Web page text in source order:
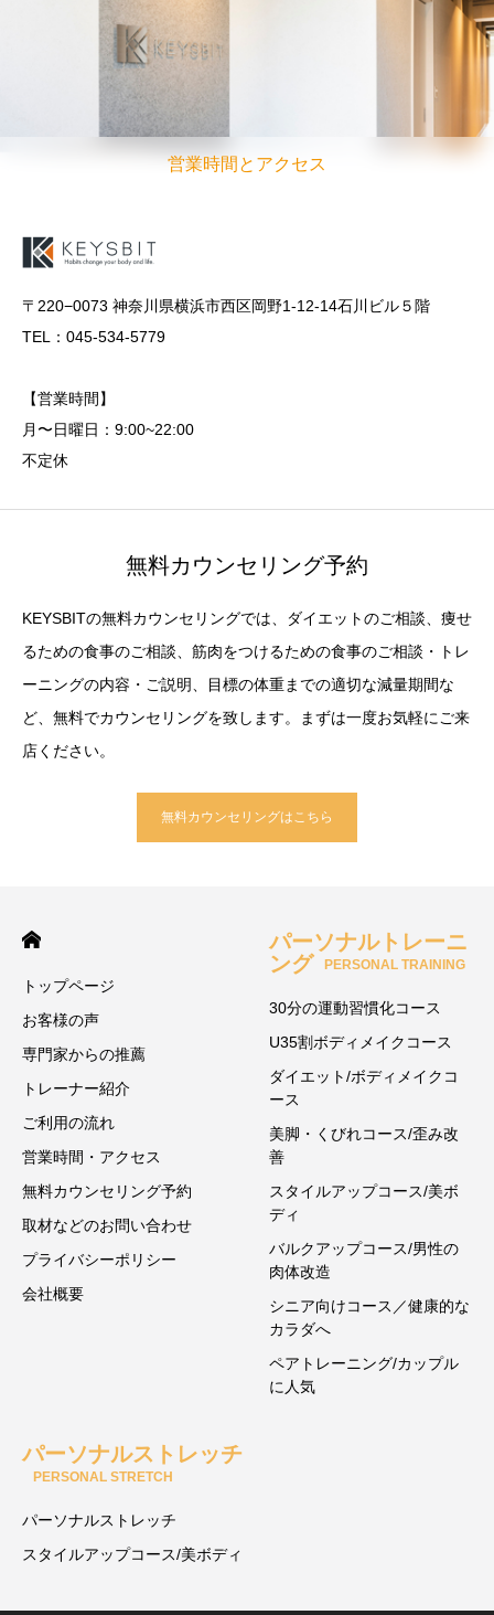
営業時間とアクセス
〒220−0073 神奈川県横浜市西区岡野1-12-14石川ビル５階
TEL：045-534-5779
【営業時間】
月〜日曜日：9:00~22:00
不定休
無料カウンセリング予約
KEYSBITの無料カウンセリングでは、ダイエットのご相談、痩せ
るための食事のご相談、筋肉をつけるための食事のご相談・トレ
ーニングの内容・ご説明、目標の体重までの適切な減量期間な
ど、無料でカウンセリングを致します。まずは一度お気軽にご来
店ください。
無料カウンセリングはこちら
トップページ
お客様の声
専門家からの推薦
トレーナー紹介
ご利用の流れ
営業時間・アクセス
無料カウンセリング予約
取材などのお問い合わせ
プライバシーポリシー
会社概要
パーソナルトレーニ
ング
PERSONAL TRAINING
30分の運動習慣化コース
U35割ボディメイクコース
ダイエット/ボディメイクコ
ース
美脚・くびれコース/歪み改
善
スタイルアップコース/美ボ
ディ
バルクアップコース/男性の
肉体改造
シニア向けコース／健康的な
カラダへ
ペアトレーニング/カップル
に人気
パーソナルストレッチ
PERSONAL STRETCH
パーソナルストレッチ
スタイルアップコース/美ボディ